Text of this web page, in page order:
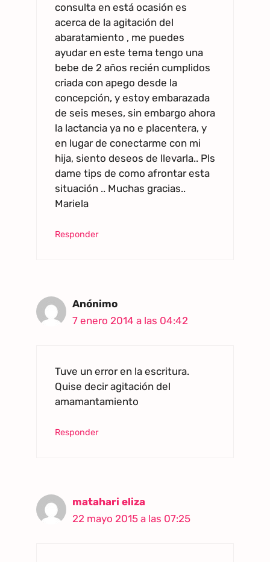
consulta en está ocasión es
acerca de la agitación del
abaratamiento , me puedes
ayudar en este tema tengo una
bebe de 2 años recién cumplidos
criada con apego desde la
concepción, y estoy embarazada
de seis meses, sin embargo ahora
la lactancia ya no e placentera, y
en lugar de conectarme con mi
hija, siento deseos de llevarla.. Pls
dame tips de como afrontar esta
situación .. Muchas gracias..
Mariela
Responder
Anónimo
7 enero 2014 a las 04:42
Tuve un error en la escritura.
Quise decir agitación del
amamantamiento
Responder
matahari eliza
22 mayo 2015 a las 07:25